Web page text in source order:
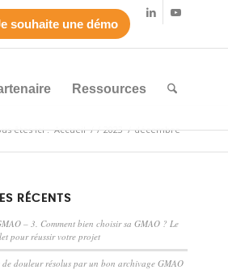
souhaite une démo
Ressources
êtes ici : Accueil / / 2023 / décembre
RÉCENTS
– 3. Comment bien choisir sa GMAO ? Le
pour réussir votre projet
de douleur résolus par un bon archivage GMAO